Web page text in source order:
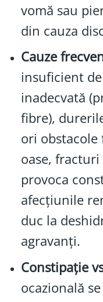
vomă sau
din cauza
Cauze
insuficient
inadecvată
fibre),
ori obstacole
oase,
provoca
afecțiunile
duc la
agravanți.
Constipație
ocazională